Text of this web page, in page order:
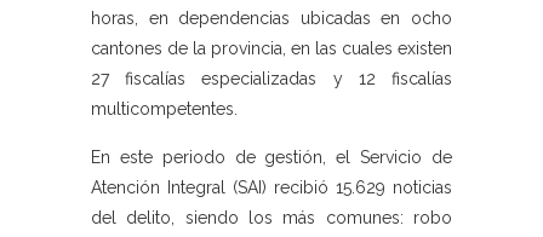
horas, en dependencias ubicadas en ocho
cantones de la provincia, en las cuales existen
27 fiscalías especializadas y 12 fiscalías
multicompetentes.
En este periodo de gestión, el Servicio de
Atención Integral (SAI) recibió 15.629 noticias
del delito, siendo los más comunes: robo